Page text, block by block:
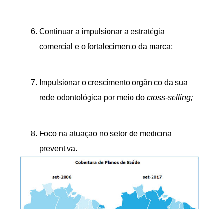
Continuar a impulsionar a estratégia
comercial e o fortalecimento da marca;
Impulsionar o crescimento orgânico da sua
rede odontológica por meio do cross-selling;
Foco na atuação no setor de medicina
preventiva.